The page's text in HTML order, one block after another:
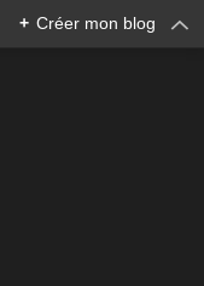
+ Créer mon blog